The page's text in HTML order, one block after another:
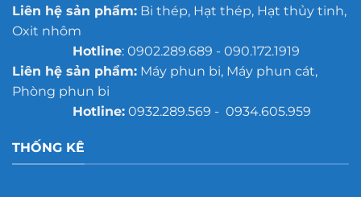
Liên hệ sản phẩm:Bi thép, Hạt thép, Hạt thủy tinh,
Oxit nhôm
Hotline: 0902.289.689 - 090.172.1919
Liên hệ sản phẩm:Máy phun bi, Máy phun cát,
Phòng phun bi
Hotline:0932.289.569 - 0934.605.959
THỐNG KÊ